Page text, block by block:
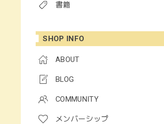
書籍
SHOP INFO
ABOUT
BLOG
COMMUNITY
メンバーシップ